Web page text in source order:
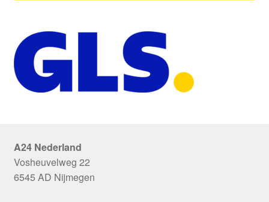
A24 Nederland
Vosheuvelweg 22
6545 AD Nijmegen